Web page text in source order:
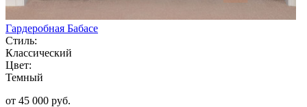
Гардеробная Бабасе
Стиль:
Классический
Цвет:
Темный
от 45 000 руб.